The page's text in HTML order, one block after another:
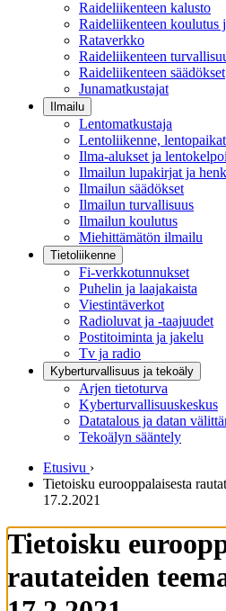
Raideliikenteen kalusto
Raideliikenteen koulutus
Rataverkko
Raideliikenteen
Raideliikenteen säädökset
Junamatkustajat
Ilmailu
Lentomatkustaja
Lentoliikenne,
Ilma-alukset ja
Ilmailun lupakirjat ja
Ilmailun säädökset
Ilmailun turvallisuus
Ilmailun koulutus
Miehittämätön ilmailu
Tietoliikenne
Fi-verkkotunnukset
Puhelin ja laajakaista
Viestintäverkot
Radioluvat ja -taajuudet
Postitoiminta ja jakelu
Tv ja radio
Kyberturvallisuus ja tekoäly
Arjen tietoturva
Kyberturvallisuuskeskus
Datatalous ja datan
Tekoälyn sääntely
Etusivu ›
Tietoisku eurooppalaisesta
17.2.2021
Tietoisku
rautateiden